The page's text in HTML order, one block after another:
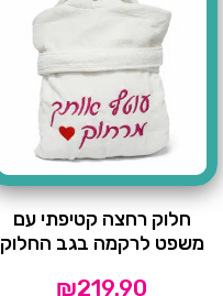
חלוק רחצה קטיפתי עם
משפט לרקמה בגב החלוק
₪219.90